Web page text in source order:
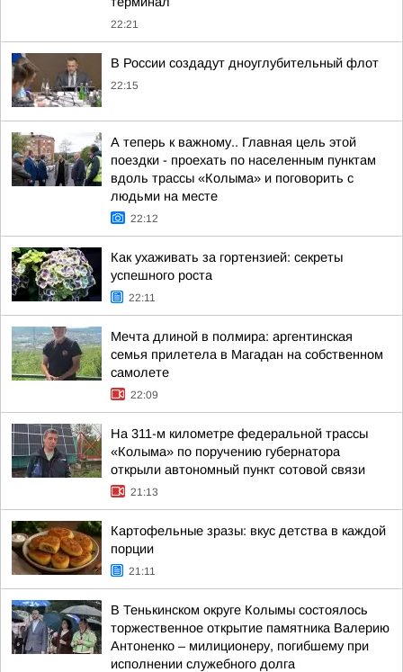
22:21
В России создадут дноуглубительный флот
22:15
А теперь к важному.. Главная цель этой
поездки - проехать по населенным пунктам
вдоль трассы «Колыма» и поговорить с
людьми на месте
22:12
Как ухаживать за гортензией: секреты
успешного роста
22:11
Мечта длиной в полмира: аргентинская
семья прилетела в Магадан на собственном
самолете
22:09
На 311-м километре федеральной трассы
«Колыма» по поручению губернатора
открыли автономный пункт сотовой связи
21:13
Картофельные зразы: вкус детства в каждой
порции
21:11
В Тенькинском округе Колымы состоялось
торжественное открытие памятника Валерию
Антоненко – милиционеру, погибшему при
исполнении служебного долга